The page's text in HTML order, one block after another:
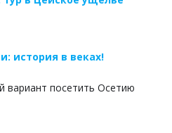
история в веках!
посетить Осетию